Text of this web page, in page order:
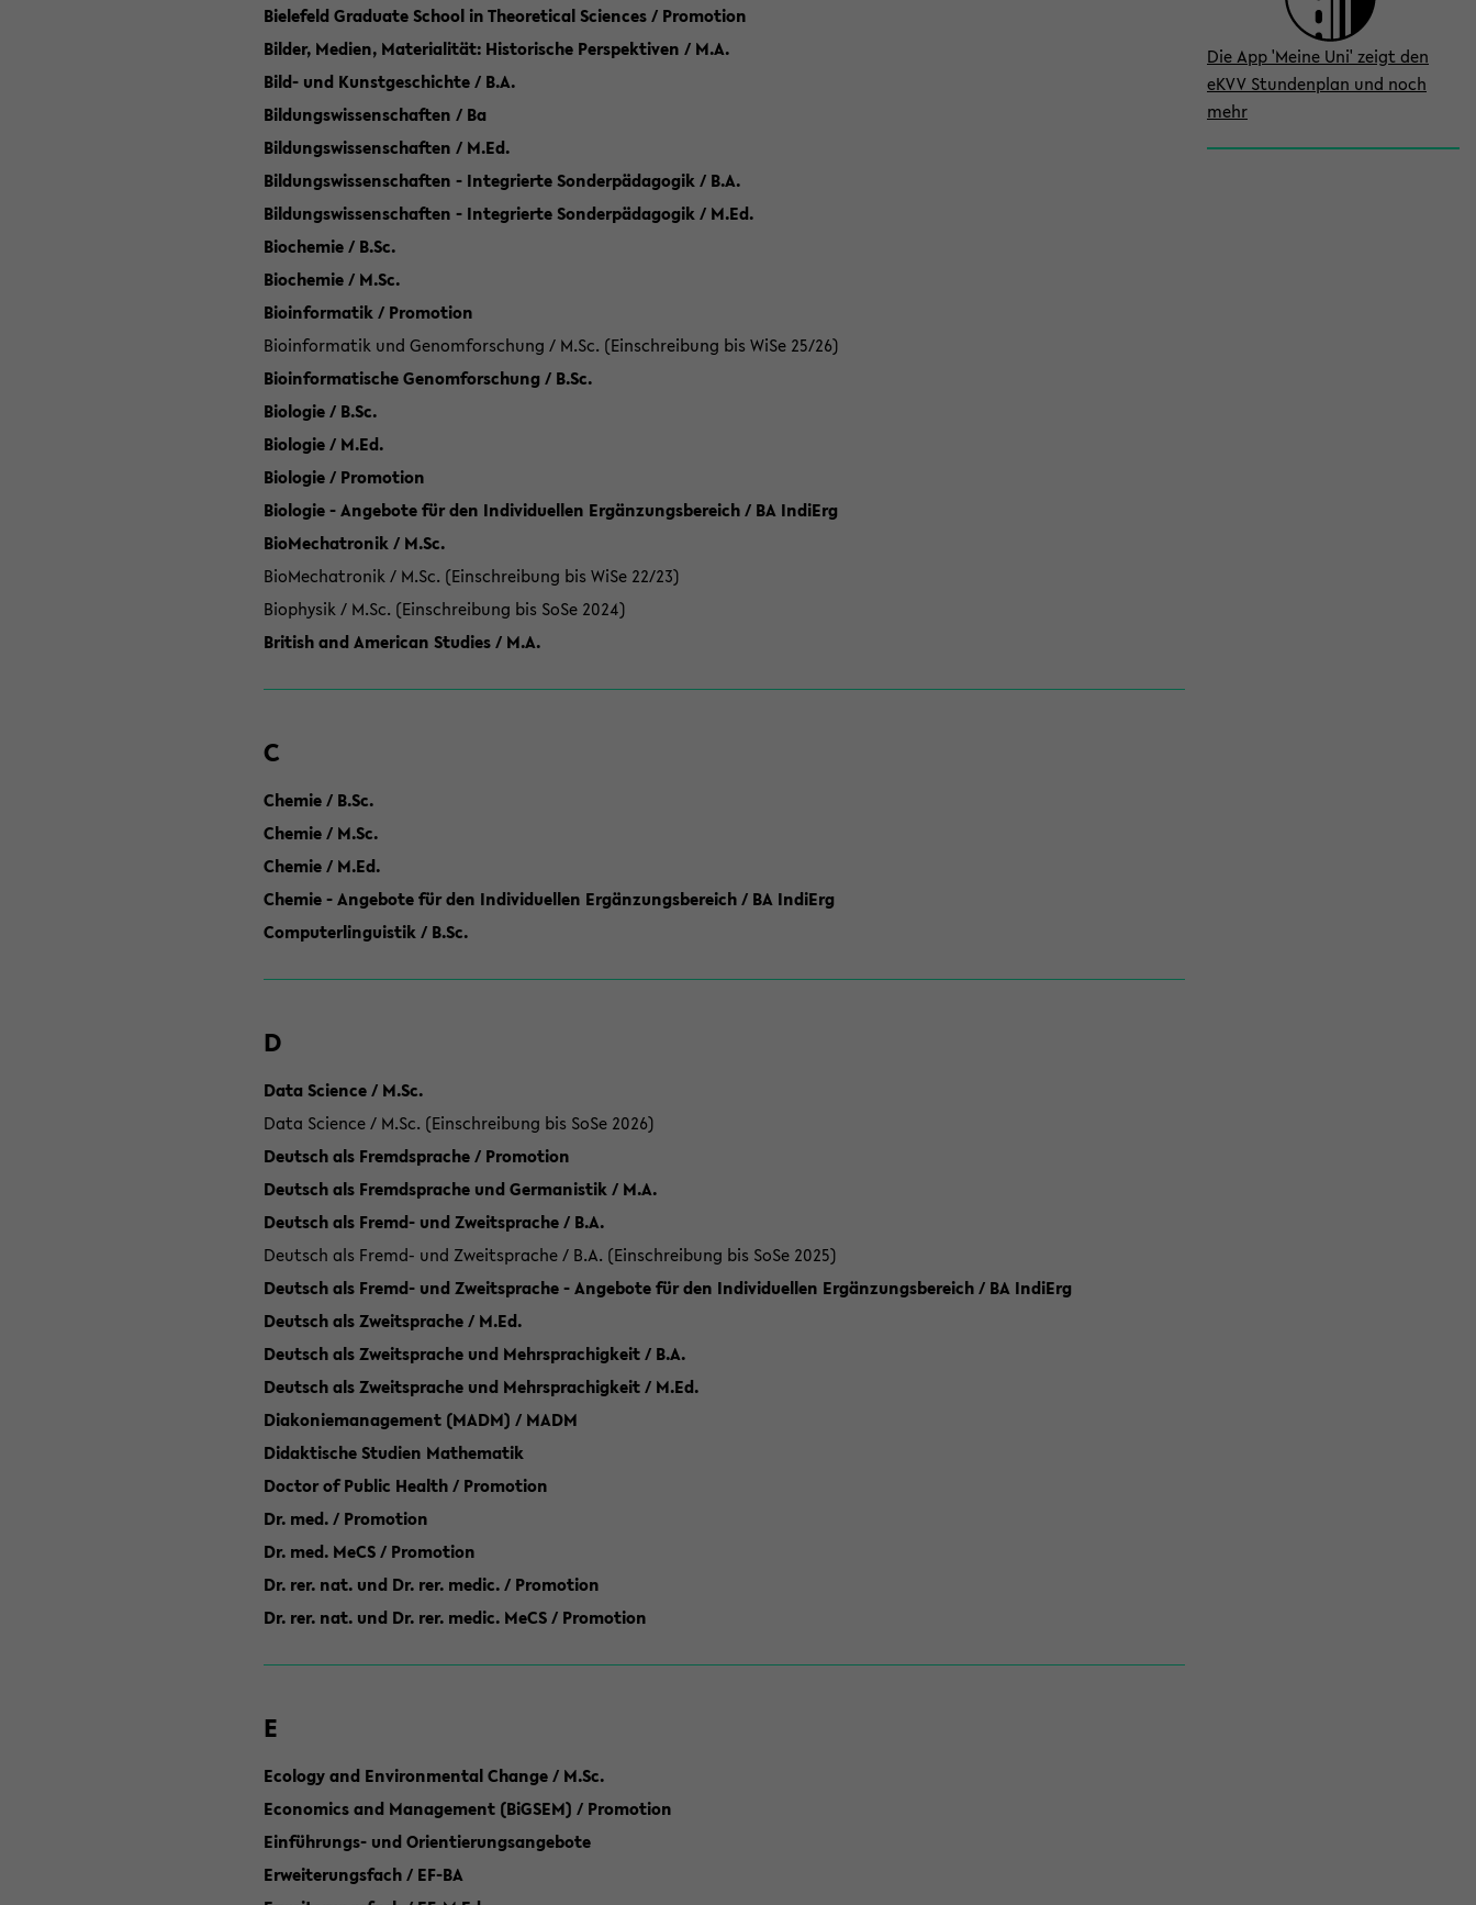
Bielefeld Graduate School in Theoretical Sciences / Promotion
Bilder, Medien, Materialität: Historische Perspektiven / M.A.
Bild- und Kunstgeschichte / B.A.
Bildungswissenschaften / Ba
Bildungswissenschaften / M.Ed.
Bildungswissenschaften - Integrierte Sonderpädagogik / B.A.
Bildungswissenschaften - Integrierte Sonderpädagogik / M.Ed.
Biochemie / B.Sc.
Biochemie / M.Sc.
Bioinformatik / Promotion
Bioinformatik und Genomforschung / M.Sc. (Einschreibung bis WiSe 25/26)
Bioinformatische Genomforschung / B.Sc.
Biologie / B.Sc.
Biologie / M.Ed.
Biologie / Promotion
Biologie - Angebote für den Individuellen Ergänzungsbereich / BA IndiErg
BioMechatronik / M.Sc.
BioMechatronik / M.Sc. (Einschreibung bis WiSe 22/23)
Biophysik / M.Sc. (Einschreibung bis SoSe 2024)
British and American Studies / M.A.
C
Chemie / B.Sc.
Chemie / M.Sc.
Chemie / M.Ed.
Chemie - Angebote für den Individuellen Ergänzungsbereich / BA IndiErg
Computerlinguistik / B.Sc.
D
Data Science / M.Sc.
Data Science / M.Sc. (Einschreibung bis SoSe 2026)
Deutsch als Fremdsprache / Promotion
Deutsch als Fremdsprache und Germanistik / M.A.
Deutsch als Fremd- und Zweitsprache / B.A.
Deutsch als Fremd- und Zweitsprache / B.A. (Einschreibung bis SoSe 2025)
Deutsch als Fremd- und Zweitsprache - Angebote für den Individuellen Ergänzungsbereich / BA IndiErg
Deutsch als Zweitsprache / M.Ed.
Deutsch als Zweitsprache und Mehrsprachigkeit / B.A.
Deutsch als Zweitsprache und Mehrsprachigkeit / M.Ed.
Diakoniemanagement (MADM) / MADM
Didaktische Studien Mathematik
Doctor of Public Health / Promotion
Dr. med. / Promotion
Dr. med. MeCS / Promotion
Dr. rer. nat. und Dr. rer. medic. / Promotion
Dr. rer. nat. und Dr. rer. medic. MeCS / Promotion
E
Ecology and Environmental Change / M.Sc.
Economics and Management (BiGSEM) / Promotion
Einführungs- und Orientierungsangebote
Erweiterungsfach / EF-BA
Die App 'Meine Uni' zeigt den
eKVV Stundenplan und noch
mehr